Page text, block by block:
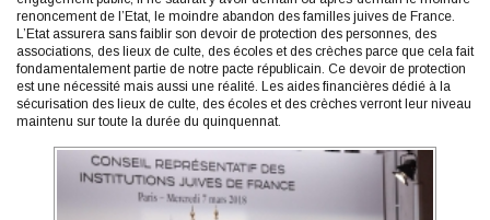
renoncement de l’Etat, le moindre abandon des familles juives de France.
L’Etat assurera sans faiblir son devoir de protection des personnes, des
associations, des lieux de culte, des écoles et des crèches parce que cela fait
fondamentalement partie de notre pacte républicain. Ce devoir de protection
est une nécessité mais aussi une réalité. Les aides financières dédié à la
sécurisation des lieux de culte, des écoles et des crèches verront leur niveau
maintenu sur toute la durée du quinquennat.